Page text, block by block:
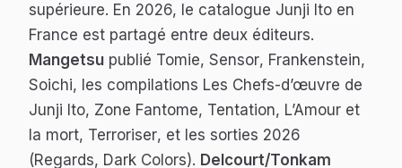
supérieure. En 2026, le catalogue Junji Ito en
France est partagé entre deux éditeurs.
Mangetsu publié Tomie, Sensor, Frankenstein,
Soichi, les compilations Les Chefs-d’œuvre de
Junji Ito, Zone Fantome, Tentation, L’Amour et
la mort, Terroriser, et les sorties 2026
(Regards, Dark Colors). Delcourt/Tonkam